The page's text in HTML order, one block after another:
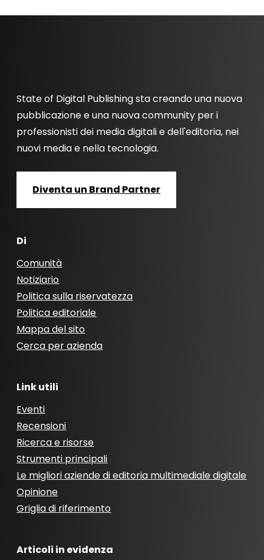
State of Digital Publishing sta creando una nuova
pubblicazione e una nuova community per i
professionisti dei media digitali e dell'editoria, nei
nuovi media e nella tecnologia.
Diventa un Brand Partner
Di
Comunità
Notiziario
Politica sulla riservatezza
Politica editoriale
Mappa del sito
Cerca per azienda
Link utili
Eventi
Recensioni
Ricerca e risorse
Strumenti principali
Le migliori aziende di editoria multimediale digitale
Opinione
Griglia di riferimento
Articoli in evidenza